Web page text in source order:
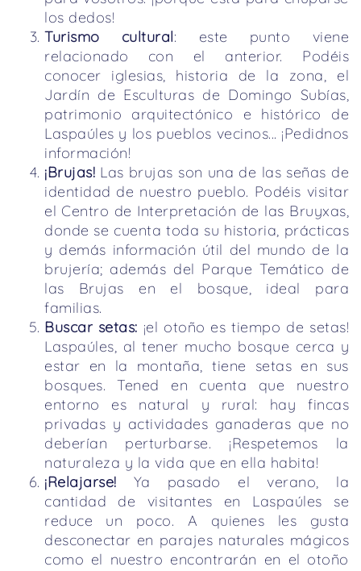
los dedos!
Turismo cultural: este punto viene
relacionado con el anterior. Podéis
conocer iglesias, historia de la zona, el
Jardín de Esculturas de Domingo Subías,
patrimonio arquitectónico e histórico de
Laspaúles y los pueblos vecinos... ¡Pedidnos
información!
¡Brujas! Las brujas son una de las señas de
identidad de nuestro pueblo. Podéis visitar
el Centro de Interpretación de las Bruyxas,
donde se cuenta toda su historia, prácticas
y demás información útil del mundo de la
brujería; además del Parque Temático de
las Brujas en el bosque, ideal para
familias.
Buscar setas: ¡el otoño es tiempo de setas!
Laspaúles, al tener mucho bosque cerca y
estar en la montaña, tiene setas en sus
bosques. Tened en cuenta que nuestro
entorno es natural y rural: hay fincas
privadas y actividades ganaderas que no
deberían perturbarse. ¡Respetemos la
naturaleza y la vida que en ella habita!
¡Relajarse! Ya pasado el verano, la
cantidad de visitantes en Laspaúles se
reduce un poco. A quienes les gusta
desconectar en parajes naturales mágicos
como el nuestro encontrarán en el otoño